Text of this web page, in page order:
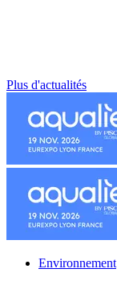
Plus d'actualités
Environnement